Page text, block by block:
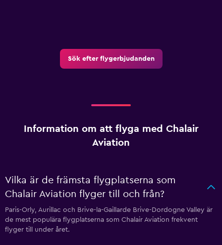
Sök efter flygerbjudanden
Information om att flyga med Chalair
Aviation
Vilka är de främsta flygplatserna som
Chalair Aviation flyger till och från?
Paris-Orly, Aurillac och Brive-la-Gaillarde Brive-Dordogne Valley är
de mest populära flygplatserna som Chalair Aviation frekvent
flyger till under året.